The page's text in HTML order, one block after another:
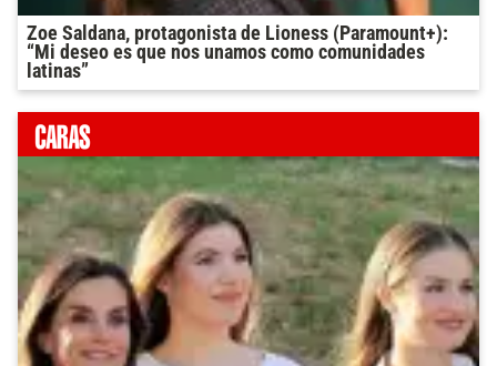
Zoe Saldana, protagonista de Lioness (Paramount+):
“Mi deseo es que nos unamos como comunidades
latinas”